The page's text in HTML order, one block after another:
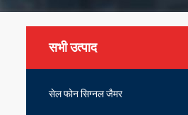
सभी उत्पाद
सेल फोन सिग्नल जैमर